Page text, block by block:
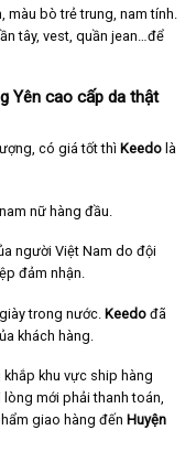
bò trẻ trung, nam tính.
tây, vest, quần jean…để
Yên cao cấp da thật
có giá tốt thì Keedo là
nữ hàng đầu.
người Việt Nam do đội
đảm nhận.
trong nước. Keedo đã
khách hàng.
khu vực ship hàng
lòng mới phải thanh toán,
giao hàng đến Huyện